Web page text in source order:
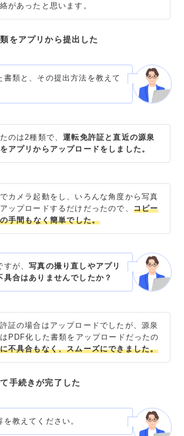
があったと思います。
をアプリから提出した
書類と、その提出方法を教えて
のは2種類で、運転免許証と直近の源泉
アプリからアップロードをしました。
カメラ起動をし、いろんな角度から写真
ップロードするだけだったので、 コピー
手間もなく簡単でした。
すが、写真の撮り直しやアプリ
具合はありませんでしたか？
証の場合はアップロードでしたが、源泉
PDF化した書類をアップロードだったの
不具合もなく、スムーズにできました。
手続きが完了した
教えてください。